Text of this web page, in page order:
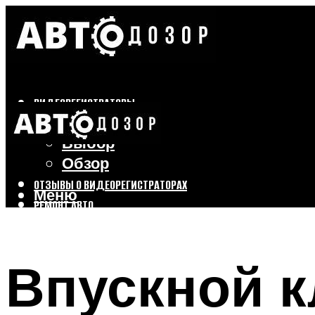
ВИДЕОРЕГИСТРАТОРЫ
Бренды
Выбор
Обзор
ОТЗЫВЫ О ВИДЕОРЕГИСТРАТОРАХ
РЕМОНТ АВТО
Меню
Меню
Впускной